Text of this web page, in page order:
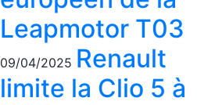
Leapmotor T03
09/04/2025 Renault
limite la Clio 5 à